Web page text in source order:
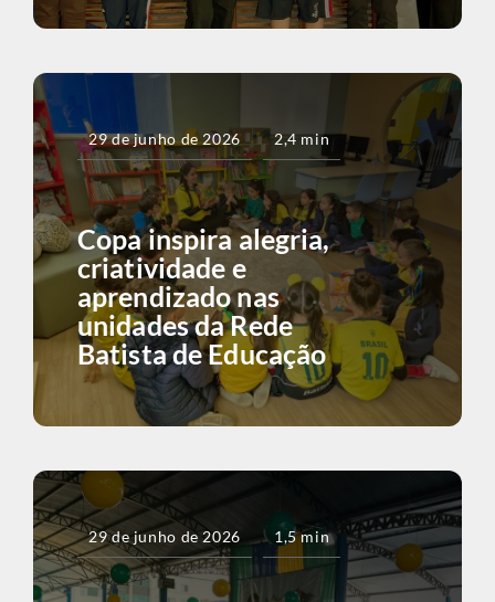
29 de junho de 2026 2,4 min
Copa inspira alegria,
criatividade e
aprendizado nas
unidades da Rede
Batista de Educação
29 de junho de 2026 1,5 min